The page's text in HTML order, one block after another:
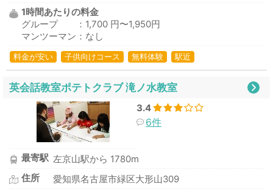
1時間あたりの料金
グループ ：1,700 円〜1,950円
マンツーマン：なし
料金が安い 子供向けコース 無料体験 駅近
英会話教室ポテトクラブ 滝ノ水教室
3.4
6件
最寄駅 左京山駅から 1780m
住所
愛知県名古屋市緑区大形山309